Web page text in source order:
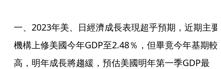
一、2023年美、日經濟成長表現超乎預期，近期主要
機構上修美國今年GDP至2.48％，但畢竟今年基期較
高，明年成長將趨緩，預估美國明年第一季GDP最